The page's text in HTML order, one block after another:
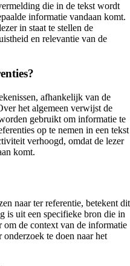
die in de tekst wordt
informatie vandaan komt.
in staat te stellen de
en relevantie van de
afhankelijk van de
het algemeen verwijst de
gebruikt om informatie te
op te nemen in een tekst
verhoogd, omdat de lezer
komt.
naar ter referentie, betekent dit
is uit een specifieke bron die in
om de context van de informatie
te doen naar het